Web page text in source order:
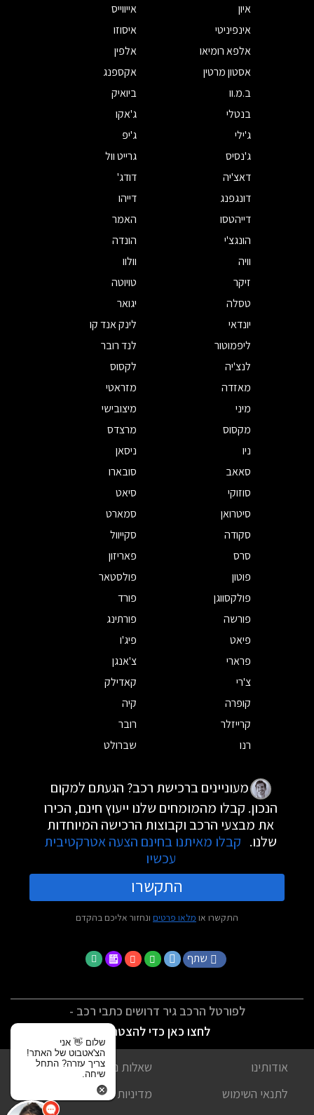
איון
אייווייס
אינפיניטי
איסוזו
אלפא רומיאו
אלפין
אסטון מרטין
אקספנג
ב.מ.וו
ביואיק
בנטלי
ג'אקו
ג'ילי
ג'יפ
ג'נסיס
גרייט וול
דאצ'יה
דודג'
דונגפנג
דייהו
דייהטסו
האמר
הונגצ'י
הונדה
וויה
וולוו
זיקר
טויוטה
טסלה
יגואר
יונדאי
לינק אנד קו
ליפמוטור
לנד רובר
לנצ'יה
לקסוס
מאזדה
מזראטי
מיני
מיצובישי
מקסוס
מרצדס
ניו
ניסאן
סאאב
סובארו
סוזוקי
סיאט
סיטרואן
סמארט
סקודה
סקייוול
סרס
פאריזון
פוטון
פולסטאר
פולקסווגן
פורד
פורשה
פורתינג
פיאט
פיג'ו
פרארי
צ'אנגן
צ'רי
קאדילק
קופרה
קיה
קרייזלר
רובר
רנו
שברולט
מעוניינים ברכישת רכב? הגעתם למקום
הנכון. קבלו מהמומחים שלנו ייעוץ חינם, הכירו
את מבצעי הרכב וקבוצות הרכישה המיוחדות
שלנו. קבלו מאיתנו בחינם הצעה אטרקטיבית
עכשיו
התקשרו
התקשרו או מלאו פרטים ונחזור אליכם בהקדם
שתף
לפורטל הרכב גיר דרושים כתבי רכב -
לחצו כאן כדי להצטרף
אודותינו
שאלות נפוצות
לתנאי השימוש
מדיניות פרטיות
שלום 👋 אני
הצ'אטבוט של האתר!
צריך עזרה? התחל
שיחה.